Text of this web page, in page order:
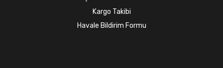
Kargo Takibi
Havale Bildirim Formu